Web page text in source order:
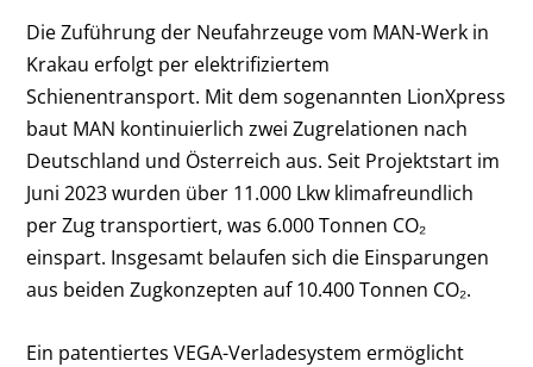
Die Zuführung der Neufahrzeuge vom MAN-Werk in
Krakau erfolgt per elektrifiziertem
Schienentransport. Mit dem sogenannten LionXpress
baut MAN kontinuierlich zwei Zugrelationen nach
Deutschland und Österreich aus. Seit Projektstart im
Juni 2023 wurden über 11.000 Lkw klimafreundlich
per Zug transportiert, was 6.000 Tonnen CO₂
einspart. Insgesamt belaufen sich die Einsparungen
aus beiden Zugkonzepten auf 10.400 Tonnen CO₂.
Ein patentiertes VEGA-Verladesystem ermöglicht